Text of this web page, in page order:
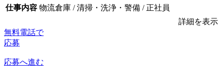
仕事内容 物流倉庫 / 清掃・洗浄・警備 / 正社員
詳細を表示
無料電話で
応募
応募へ進む